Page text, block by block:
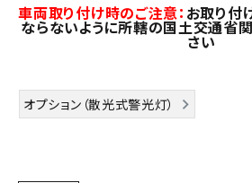
ようこそ ゲスト 様
用途別改善アイデア
車両取り付け時のご注意： お取り付
ならないように所轄の国土交通省
さい
オプション（散光式警光灯）